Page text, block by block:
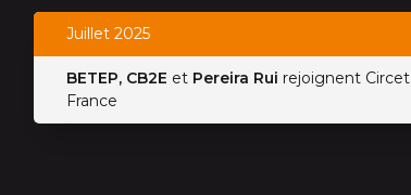
Juillet 2025
BETEP, CB2E et Pereira Rui rejoignent Circet
France